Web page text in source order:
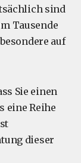
sind
Tausende
auf
Sie einen
eine Reihe
dieser